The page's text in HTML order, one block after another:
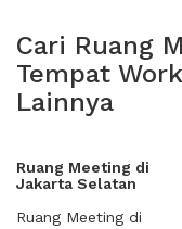
Cari Ruang
Tempat
Lainnya
Ruang Meeting di
Jakarta Selatan
Ruang Meeting di